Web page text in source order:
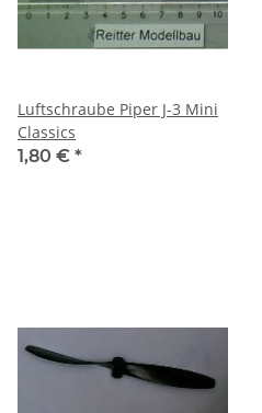
Luftschraube Piper J-3 Mini
Classics
1,80 € *